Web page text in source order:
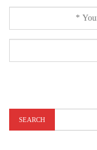
ہے کہ مندر وہیں
اور دلتوں میں
بے وقوف نہیں ہے ۔
حلقے سوسار میں خطاب
ہے ۔ یہاں اشوک
بھی ہے ۔